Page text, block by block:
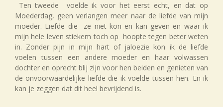
Ten tweede voelde ik voor het eerst echt, en dat op
Moederdag, geen verlangen meer naar de liefde van mijn
moeder. Liefde die ze niet kon en kan geven en waar ik
mijn hele leven stiekem toch op hoopte tegen beter weten
in. Zonder pijn in mijn hart of jaloezie kon ik de liefde
voelen tussen een andere moeder en haar volwassen
dochter en oprecht blij zijn voor hen beiden en genieten van
de onvoorwaardelijke liefde die ik voelde tussen hen. En ik
kan je zeggen dat dit heel bevrijdend is.